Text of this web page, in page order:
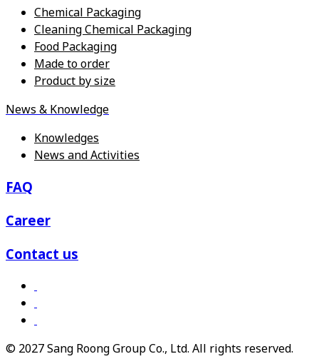
Chemical Packaging
Cleaning Chemical Packaging
Food Packaging
Made to order
Product by size
News & Knowledge
Knowledges
News and Activities
FAQ
Career
Contact us
© 2027 Sang Roong Group Co., Ltd. All rights reserved.